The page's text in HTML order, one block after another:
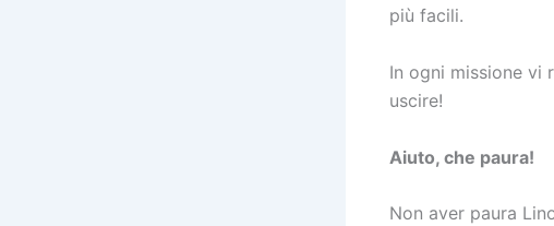
più facili.
In ogni missione vi
uscire!
Aiuto, che paura!
Non aver paura